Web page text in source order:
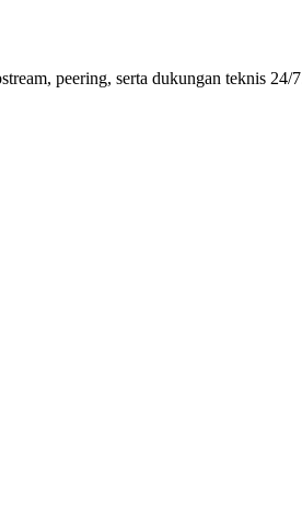
peering, serta dukungan teknis 24/